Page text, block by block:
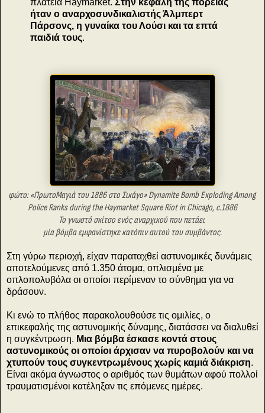
πλατεία Haymarket. Στην κεφαλή της πορείας
ήταν ο αναρχοσυνδικαλιστής Άλμπερτ
Πάρσονς, η γυναίκα του Λούσι και τα επτά
παιδιά τους.
φώτο: «ΠρωτοΜαγιά του 1886 στο Σικάγο»Dynamite Bomb Exploding Among
Police Ranksduring the Haymarket Square Riot in Chicago, c.1886
Το γνωστό σκίτσο ενός αναρχικού που πετάει
μία βόμβα εμφανίστηκε κατόπιν αυτού του συμβάντος.
Στη γύρω περιοχή, είχαν παραταχθεί αστυνομικές δυνάμεις
αποτελούμενες από 1.350 άτομα, οπλισμένα με
οπλοπολυβόλα οι οποίοι περίμεναν το σύνθημα για να
δράσουν.
Κι ενώ το πλήθος παρακολουθούσε τις ομιλίες, ο
επικεφαλής της αστυνομικής δύναμης, διατάσσει να διαλυθεί
η συγκέντρωση. Μια βόμβα έσκασε κοντά στους
αστυνομικούς οι οποίοι άρχισαν να πυροβολούν και να
χτυπούν τους συγκεντρωμένους χωρίς καμιά διάκριση.
Είναι ακόμα άγνωστος ο αριθμός των θυμάτων αφού πολλοί
τραυματισμένοι κατέληξαν τις επόμενες ημέρες.